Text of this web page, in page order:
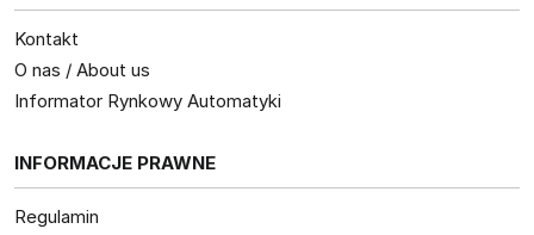
Kontakt
O nas / About us
Informator Rynkowy Automatyki
INFORMACJE PRAWNE
Regulamin